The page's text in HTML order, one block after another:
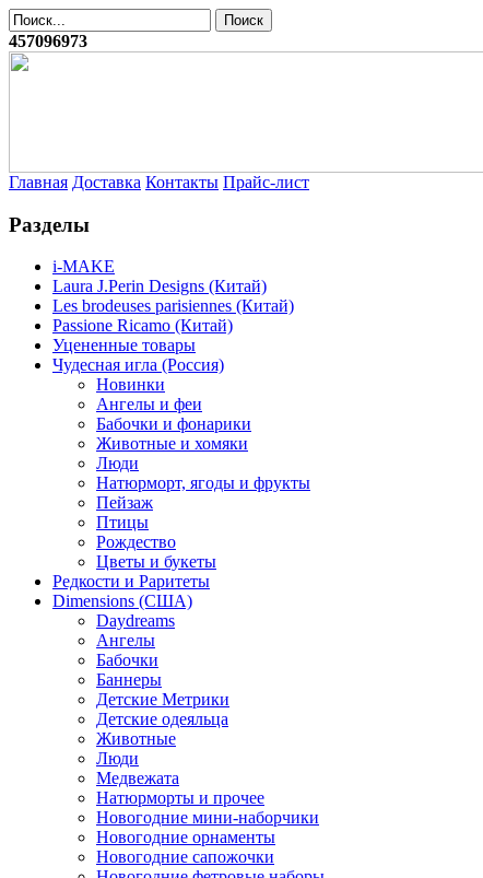
457096973
Главная Доставка Контакты Прайс-лист
Разделы
i-MAKE
Laura J.Perin Designs (Китай)
Les brodeuses parisiennes (Китай)
Passione Ricamo (Китай)
Уцененные товары
Чудесная игла (Россия)
Новинки
Ангелы и феи
Бабочки и фонарики
Животные и хомяки
Люди
Натюрморт, ягоды и фрукты
Пейзаж
Птицы
Рождество
Цветы и букеты
Редкости и Раритеты
Dimensions (США)
Daydreams
Ангелы
Бабочки
Баннеры
Детские Метрики
Детские одеяльца
Животные
Люди
Медвежата
Натюрморты и прочее
Новогодние мини-наборчики
Новогодние орнаменты
Новогодние сапожочки